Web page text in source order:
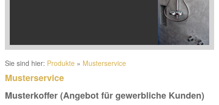
Sie sind hier: Produkte » Musterservice
Musterservice
Musterkoffer (Angebot für gewerbliche Kunden)